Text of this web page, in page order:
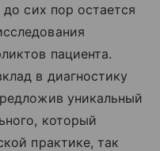
до сих пор остается
пациента.
в диагностику
уникальный
который
практике, так